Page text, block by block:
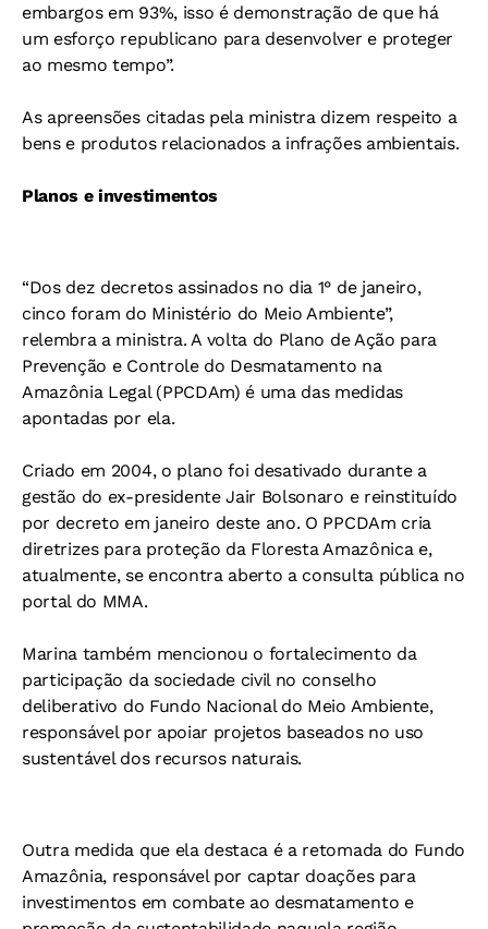
embargos em 93%, isso é demonstração de que há
um esforço republicano para desenvolver e proteger
ao mesmo tempo”.
As apreensões citadas pela ministra dizem respeito a
bens e produtos relacionados a infrações ambientais.
Planos e investimentos
“Dos dez decretos assinados no dia 1° de janeiro,
cinco foram do Ministério do Meio Ambiente”,
relembra a ministra. A volta do Plano de Ação para
Prevenção e Controle do Desmatamento na
Amazônia Legal (PPCDAm) é uma das medidas
apontadas por ela.
Criado em 2004, o plano foi desativado durante a
gestão do ex-presidente Jair Bolsonaro e reinstituído
por decreto em janeiro deste ano. O PPCDAm cria
diretrizes para proteção da Floresta Amazônica e,
atualmente, se encontra aberto a consulta pública no
portal do MMA.
Marina também mencionou o fortalecimento da
participação da sociedade civil no conselho
deliberativo do Fundo Nacional do Meio Ambiente,
responsável por apoiar projetos baseados no uso
sustentável dos recursos naturais.
Outra medida que ela destaca é a retomada do Fundo
Amazônia, responsável por captar doações para
investimentos em combate ao desmatamento e